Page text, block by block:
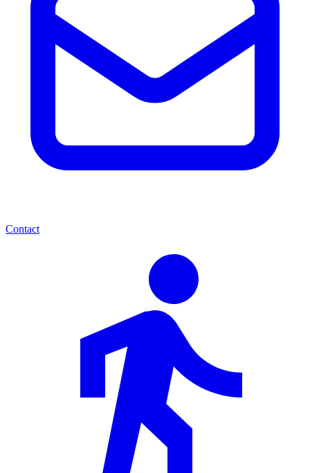
Contact